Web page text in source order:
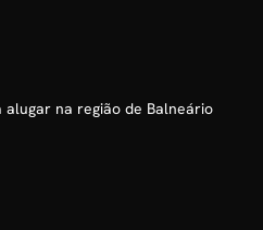
na região de Balneário